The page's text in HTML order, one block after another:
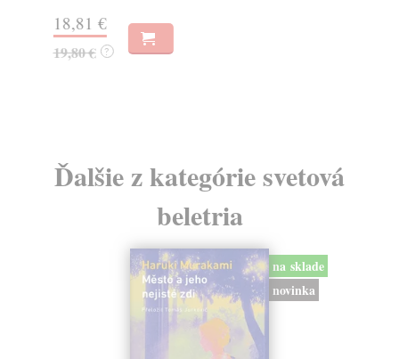
18,81 €
19,80 € ?
Ďalšie z kategórie svetová
beletria
na sklade
novinka